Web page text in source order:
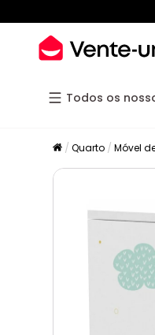
Todos os
Quarto Móvel